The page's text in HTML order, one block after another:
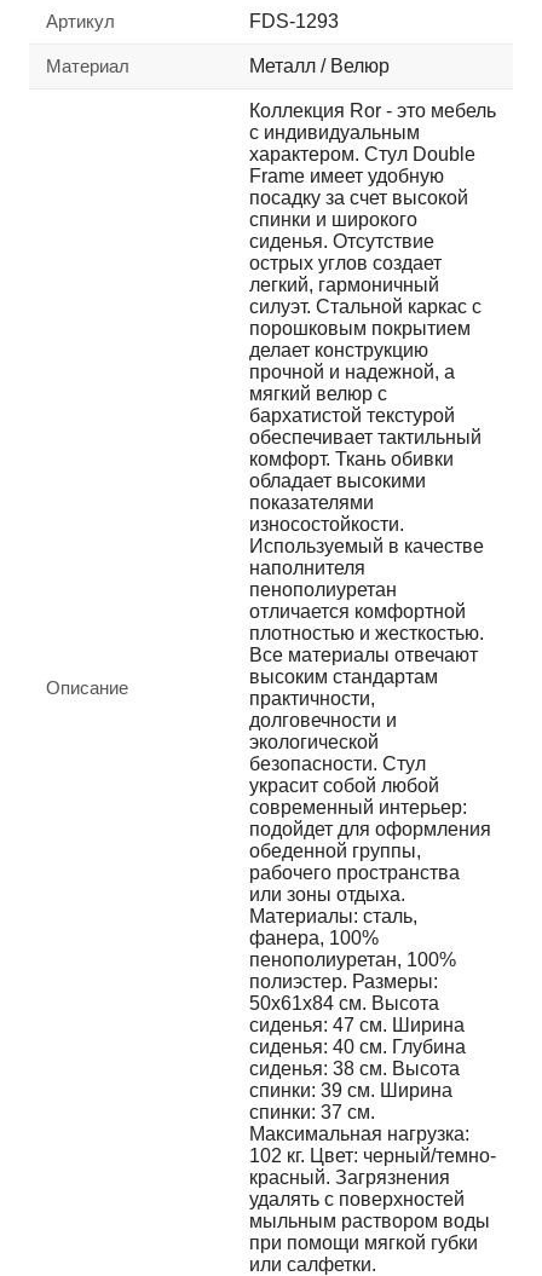
Артикул
FDS-1293
Материал Металл / Велюр
Описание
Коллекция Ror - это мебель
с индивидуальным
характером. Стул Double
Frame имеет удобную
посадку за счет высокой
спинки и широкого
сиденья. Отсутствие
острых углов создает
легкий, гармоничный
силуэт. Стальной каркас с
порошковым покрытием
делает конструкцию
прочной и надежной, а
мягкий велюр с
бархатистой текстурой
обеспечивает тактильный
комфорт. Ткань обивки
обладает высокими
показателями
износостойкости.
Используемый в качестве
наполнителя
пенополиуретан
отличается комфортной
плотностью и жесткостью.
Все материалы отвечают
высоким стандартам
практичности,
долговечности и
экологической
безопасности. Стул
украсит собой любой
современный интерьер:
подойдет для оформления
обеденной группы,
рабочего пространства
или зоны отдыха.
Материалы: сталь,
фанера, 100%
пенополиуретан, 100%
полиэстер. Размеры:
50х61х84 см. Высота
сиденья: 47 см. Ширина
сиденья: 40 см. Глубина
сиденья: 38 см. Высота
спинки: 39 см. Ширина
спинки: 37 см.
Максимальная нагрузка:
102 кг. Цвет: черный/темно-
красный. Загрязнения
удалять с поверхностей
мыльным раствором воды
при помощи мягкой губки
или салфетки.